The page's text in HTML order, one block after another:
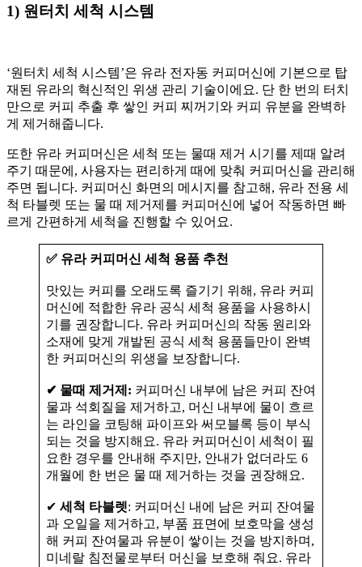
1) 원터치 세척 시스템
‘원터치 세척 시스템’은 유라 전자동 커피머신에 기본으로 탑
재된 유라의 혁신적인 위생 관리 기술이에요. 단 한 번의 터치
만으로 커피 추출 후 쌓인 커피 찌꺼기와 커피 유분을 완벽하
게 제거해줍니다.
또한 유라 커피머신은 세척 또는 물때 제거 시기를 제때 알려
주기 때문에, 사용자는 편리하게 때에 맞춰 커피머신을 관리해
주면 됩니다. 커피머신 화면의 메시지를 참고해, 유라 전용 세
척 타블렛 또는 물 때 제거제를 커피머신에 넣어 작동하면 빠
르게 간편하게 세척을 진행할 수 있어요.
✅ 유라 커피머신 세척 용품 추천
맛있는 커피를 오래도록 즐기기 위해, 유라 커피
머신에 적합한 유라 공식 세척 용품을 사용하시
기를 권장합니다. 유라 커피머신의 작동 원리와
소재에 맞게 개발된 공식 세척 용품들만이 완벽
한 커피머신의 위생을 보장합니다.
✔ 물때 제거제: 커피머신 내부에 남은 커피 잔여
물과 석회질을 제거하고, 머신 내부에 물이 흐르
는 라인을 코팅해 파이프와 써모블록 등이 부식
되는 것을 방지해요. 유라 커피머신이 세척이 필
요한 경우를 안내해 주지만, 안내가 없더라도 6
개월에 한 번은 물 때 제거하는 것을 권장해요.
✔ 세척 타블렛: 커피머신 내에 남은 커피 잔여물
과 오일을 제거하고, 부품 표면에 보호막을 생성
해 커피 잔여물과 유분이 쌓이는 것을 방지하며,
미네랄 침전물로부터 머신을 보호해 줘요. 유라